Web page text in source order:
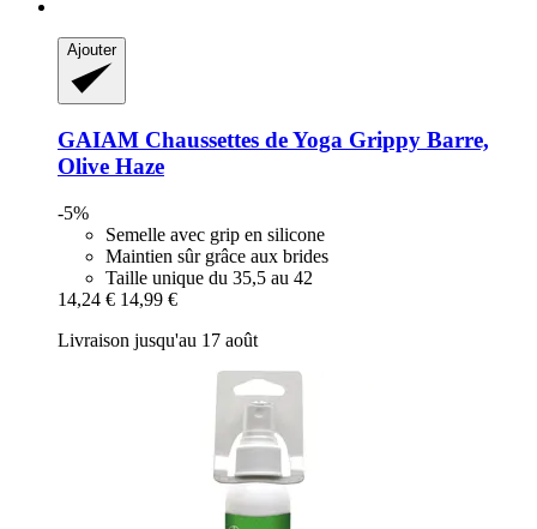
Ajouter
GAIAM Chaussettes de Yoga Grippy Barre,
Olive Haze
-5%
Semelle avec grip en silicone
Maintien sûr grâce aux brides
Taille unique du 35,5 au 42
14,24 € 14,99 €
Livraison jusqu'au 17 août